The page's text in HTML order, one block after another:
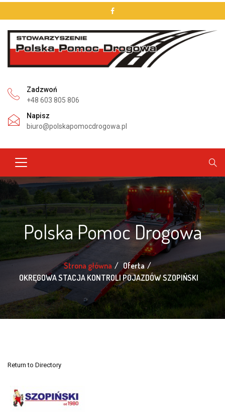
Zadzwoń
+48 603 805 806
Napisz
biuro@polskapomocdrogowa.pl
Polska Pomoc Drogowa
Strona główna
Oferta
OKRĘGOWA STACJA KONTROLI POJAZDÓW SZOPIŃSKI
Return to Directory